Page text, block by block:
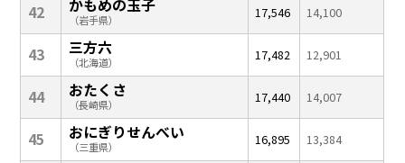
42 かもめの玉子
（岩手県） 17,546 14,100
43 三方六
（北海道） 17,482 12,901
44 おたくさ
（長崎県） 17,440 14,007
45 おにぎりせんべい
（三重県） 16,895 13,384